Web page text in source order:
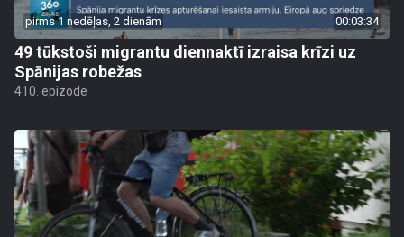
pirms 1 nedēļas, 2 dienām 00:03:34
49 tūkstoši migrantu diennaktī izraisa krīzi uz
Spānijas robežas
410. epizode